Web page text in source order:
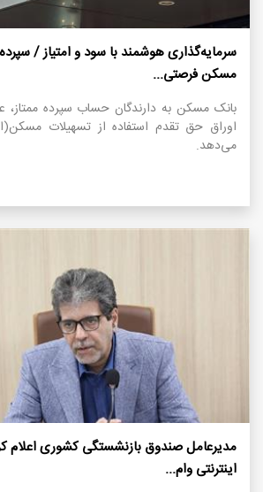
سرمایه‌گذاری هوشمند با سود و امتیاز /
مسکن فرصتی...
بانک مسکن به دارندگان حساب سپرده ممتاز،
اوراق حق تقدم استفاده از تسهیلات
می‌دهد.
مدیرعامل صندوق بازنشستگی کشوری اعلام
اینترنتی وام...